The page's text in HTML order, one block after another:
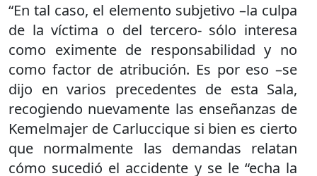
“En tal caso, el elemento subjetivo –la culpa
de la víctima o del tercero- sólo interesa
como eximente de responsabilidad y no
como factor de atribución. Es por eso –se
dijo en varios precedentes de esta Sala,
recogiendo nuevamente las enseñanzas de
Kemelmajer de Carluccique si bien es cierto
que normalmente las demandas relatan
cómo sucedió el accidente y se le “echa la